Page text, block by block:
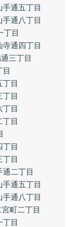
手通五丁目
手通八丁目
丁目
寺通四丁目
三丁目
目
丁目
丁目
丁目
丁目
丁目
丁目
通二丁目
手通五丁目
手通八丁目
宮町二丁目
丁目